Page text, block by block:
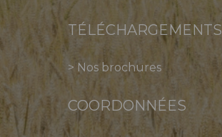
TÉLÉCHARGEMENTS
> Nos brochures
COORDONNÉES